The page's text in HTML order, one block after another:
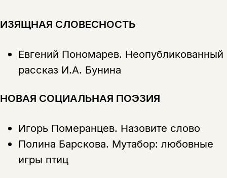
ИЗЯЩНАЯ СЛОВЕСНОСТЬ
Евгений Пономарев. Неопубликованный
рассказ И.А. Бунина
НОВАЯ СОЦИАЛЬНАЯ ПОЭЗИЯ
Игорь Померанцев. Назовите слово
Полина Барскова. Мутабор: любовные
игры птиц